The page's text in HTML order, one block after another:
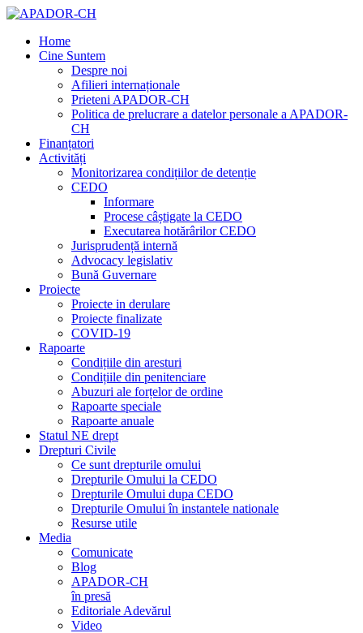
Home
Cine Suntem
Despre noi
Afilieri internaționale
Prieteni APADOR-CH
Politica de prelucrare a datelor personale a APADOR-
CH
Finanțatori
Activități
Monitorizarea condițiilor de detenție
CEDO
Informare
Procese câștigate la CEDO
Executarea hotărârilor CEDO
Jurisprudență internă
Advocacy legislativ
Bună Guvernare
Proiecte
Proiecte in derulare
Proiecte finalizate
COVID-19
Rapoarte
Condițiile din aresturi
Condițiile din penitenciare
Abuzuri ale forțelor de ordine
Rapoarte speciale
Rapoarte anuale
Statul NE drept
Drepturi Civile
Ce sunt drepturile omului
Drepturile Omului la CEDO
Drepturile Omului dupa CEDO
Drepturile Omului în instantele nationale
Resurse utile
Media
Comunicate
Blog
APADOR-CH
în presă
Editoriale Adevărul
Video